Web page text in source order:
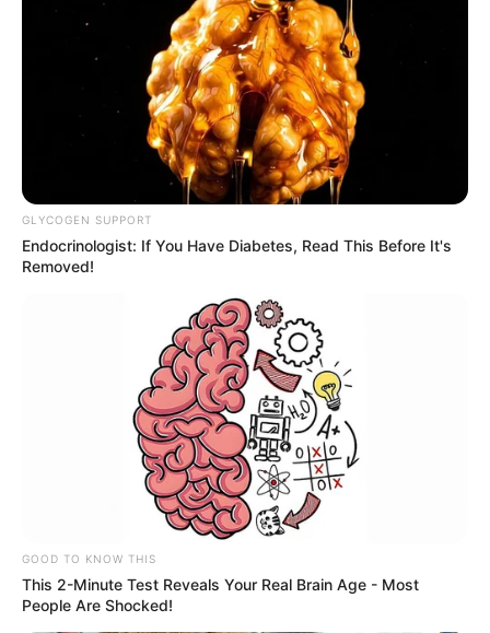
GLYCOGEN SUPPORT
Endocrinologist: If You Have Diabetes, Read This Before It's
Removed!
GOOD TO KNOW THIS
This 2-Minute Test Reveals Your Real Brain Age - Most
People Are Shocked!